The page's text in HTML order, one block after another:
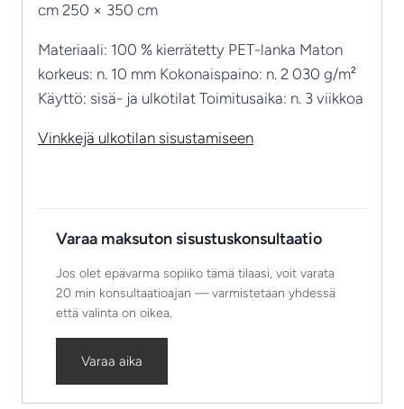
cm 250 × 350 cm
Materiaali: 100 % kierrätetty PET-lanka Maton
korkeus: n. 10 mm Kokonaispaino: n. 2 030 g/m²
Käyttö: sisä- ja ulkotilat Toimitusaika: n. 3 viikkoa
Vinkkejä ulkotilan sisustamiseen
Varaa maksuton sisustuskonsultaatio
Jos olet epävarma sopiiko tämä tilaasi, voit varata
20 min konsultaatioajan — varmistetaan yhdessä
että valinta on oikea.
Varaa aika